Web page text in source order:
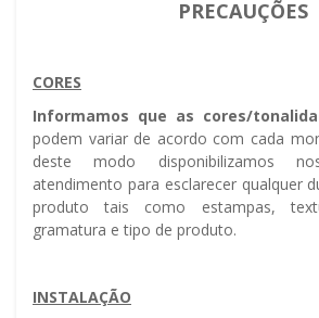
PRECAUÇÕES
CORES
Informamos que as cores/
podem variar de acordo com cada
deste modo disponibilizamos
atendimento para esclarecer qualquer
produto tais como estampas,
gramatura e tipo de produto.
INSTALAÇÃO